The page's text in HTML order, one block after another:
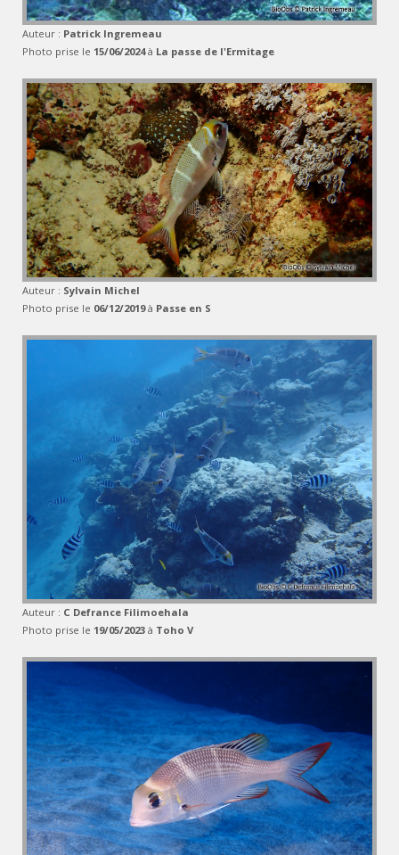
Auteur : Patrick Ingremeau
Photo prise le 15/06/2024à La passe de l'Ermitage
Auteur : Sylvain Michel
Photo prise le 06/12/2019à Passe en S
Auteur : C Defrance Filimoehala
Photo prise le 19/05/2023 à Toho V